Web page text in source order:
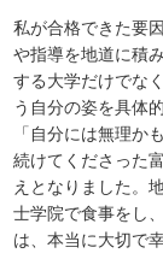
私が合格できた要
や指導を地道に積
する大学だけでな
う自分の姿を具体
「自分には無理か
続けてくださった
えとなりました。
士学院で食事をし
は、本当に大切で